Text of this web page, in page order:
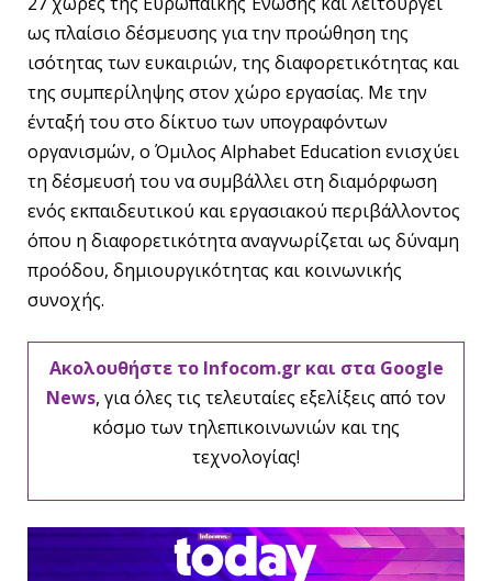
ως πλαίσιο δέσμευσης για την προώθηση της
ισότητας των ευκαιριών, της διαφορετικότητας και
της συμπερίληψης στον χώρο εργασίας. Με την
ένταξή του στο δίκτυο των υπογραφόντων
οργανισμών, ο Όμιλος Alphabet Education ενισχύει
τη δέσμευσή του να συμβάλλει στη διαμόρφωση
ενός εκπαιδευτικού και εργασιακού περιβάλλοντος
όπου η διαφορετικότητα αναγνωρίζεται ως δύναμη
προόδου, δημιουργικότητας και κοινωνικής
συνοχής.
Ακολουθήστε το Infocom.gr και στα Google
News, για όλες τις τελευταίες εξελίξεις από τον
κόσμο των τηλεπικοινωνιών και της
τεχνολογίας!